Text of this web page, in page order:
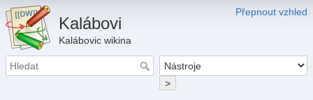
Přepnout vzhled
Kalábovi
Kalábovic wikina
>